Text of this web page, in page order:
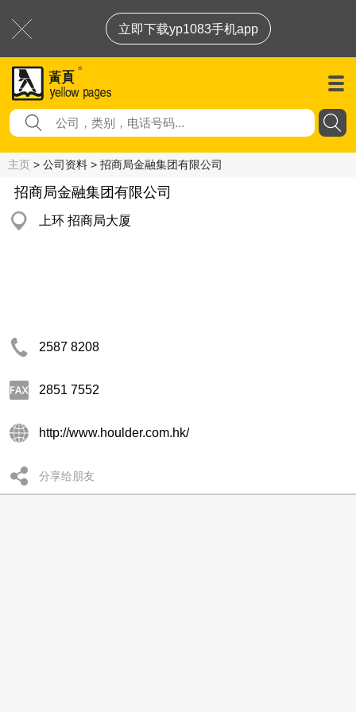
立即下载yp1083手机app
主页 > 公司资料 > 招商局金融集团有限公司
招商局金融集团有限公司
上环 招商局大厦
2587 8208
2851 7552
http://www.houlder.com.hk/
分享给朋友